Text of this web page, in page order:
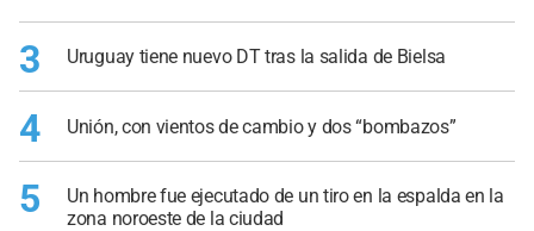
3 Uruguay tiene nuevo DT tras la salida de Bielsa
4 Unión, con vientos de cambio y dos “bombazos”
5
Un hombre fue ejecutado de un tiro en la espalda en la
zona noroeste de la ciudad